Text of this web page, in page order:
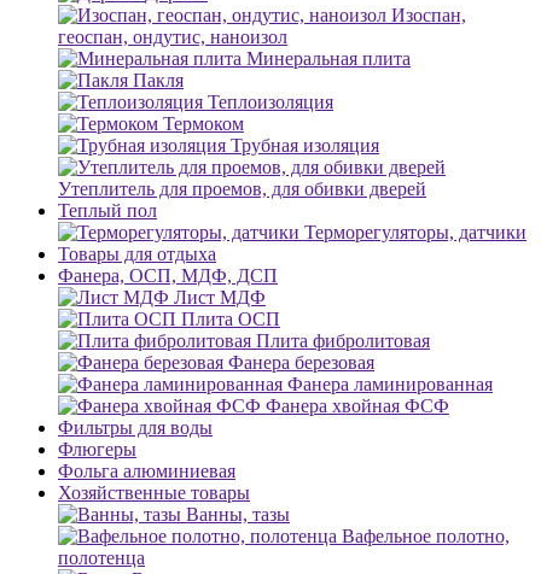
Изоспан,
геоспан, ондутис, наноизол
Минеральная плита
Пакля
Теплоизоляция
Термоком
Трубная изоляция
Утеплитель для проемов, для обивки дверей
Теплый пол
Терморегуляторы, датчики
Товары для отдыха
Фанера, ОСП, МДФ, ДСП
Лист МДФ
Плита ОСП
Плита фибролитовая
Фанера березовая
Фанера ламинированная
Фанера хвойная ФСФ
Фильтры для воды
Флюгеры
Фольга алюминиевая
Хозяйственные товары
Ванны, тазы
Вафельное полотно,
полотенца